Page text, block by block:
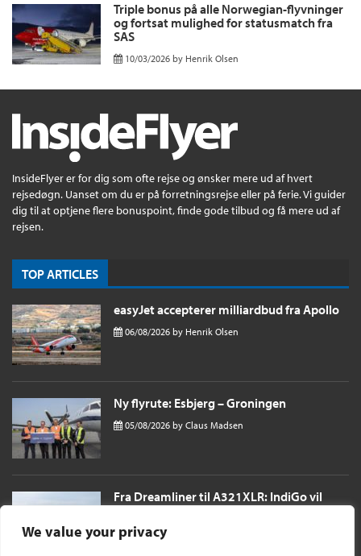
We value your privacy
Triple bonus på alle Norwegian-flyvninger
og fortsat mulighed for statusmatch fra
SAS
10/03/2026 by Henrik Olsen
InsideFlyer er for dig som ofte rejse og ønsker mere ud af hvert
rejsedøgn. Uanset om du er på forretningsrejse eller på ferie. Vi guider
dig til at optjene flere bonuspoint, finde gode tilbud og få mere ud af
rejsen.
TOP ARTICLES
easyJet accepterer milliardbud fra Apollo
06/08/2026 by Henrik Olsen
Ny flyrute: Esbjerg – Groningen
05/08/2026 by Claus Madsen
Fra Dreamliner til A321XLR: IndiGo vil
sende passagerer næsten 11 timer til
London i et single aisle fly